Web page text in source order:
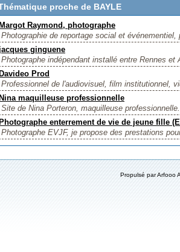
proche de BAYLE
Raymond, photographe
Photographie de reportage social et
ginguene
Photographe indépendant installé entre Rennes
Prod
Professionnel de l'audiovisuel, film institutionnel,
maquilleuse professionnelle
Site de Nina Porteron, maquilleuse
enterrement de vie de jeune fille
Photographe EVJF, je propose des prestations
Propulsé par